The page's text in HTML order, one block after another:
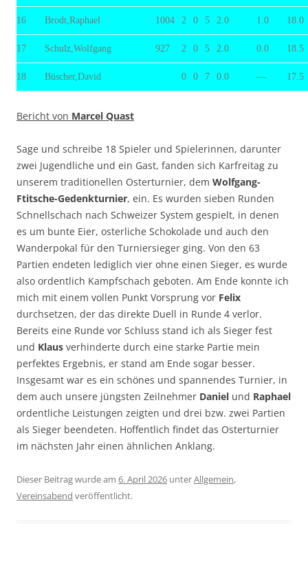
16 Brodt,Raphael 1004 2 0 5 2.0 1.0 18.0
17 Schulz,Wolfgang 927 2 0 5 2.0 0.0 18.5
18 Büscher,David 0 0 7 0.0 — 17.5
Bericht von Marcel Quast
Sage und schreibe 18 Spieler und Spielerinnen, darunter
zwei Jugendliche und ein Gast, fanden sich Karfreitag zu
unserem traditionellen Osterturnier, dem Wolfgang-
Ftitsche-Gedenkturnier, ein. Es wurden sieben Runden
Schnellschach nach Schweizer System gespielt, in denen
es um bunte Eier, osterliche Schokolade und auch den
Wanderpokal für den Turniersieger ging. Von den 63
Partien endeten lediglich vier ohne einen Sieger, es wurde
also ordentlich Kampfschach geboten. Am Ende konnte ich
mich mit einem vollen Punkt Vorsprung vor Felix
durchsetzen, der das direkte Duell in Runde 4 verlor.
Bereits eine Runde vor Schluss stand ich als Sieger fest
und Klaus verhinderte durch eine starke Partie mein
perfektes Ergebnis, er stand am Ende sogar besser.
Insgesamt war es ein schönes und spannendes Turnier, in
dem auch unsere jüngsten Zeilnehmer Daniel und Raphael
ordentliche Leistungen zeigten und drei bzw. zwei Partien
als Sieger beendeten. Hoffentlich findet das Osterturnier
im nächsten Jahr einen ähnlichen Anklang.
Dieser Beitrag wurde am 6. April 2026 unterAllgemein,
Vereinsabend veröffentlicht.